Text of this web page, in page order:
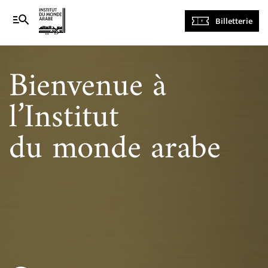
Navigation
principale
Billetterie
Bienvenue à
l’Institut
du monde arabe